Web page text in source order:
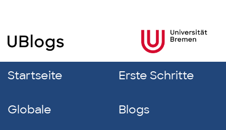
Startseite Erste Schritte
Globale
Blogs